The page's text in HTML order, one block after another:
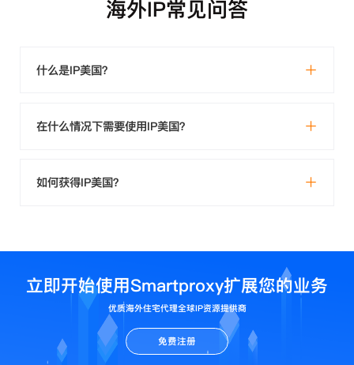
海外IP常见问答
什么是IP美国？
在什么情况下需要使用IP美国？
如何获得IP美国？
立即开始使用Smartproxy扩展您的业务
优质海外住宅代理全球IP资源提供商
免费注册